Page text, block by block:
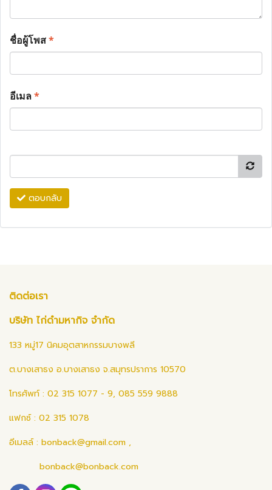
ชื่อผู้โพส*
อีเมล*
ตอบกลับ
ติดต่อเรา
บริษัท ไก่ดำมหากิจ จำกัด
133 หมู่17 นิคมอุตสาหกรรมบางพลี
ต.บางเสาธง อ.บางเสาธง จ.สมุทรปราการ 10570
โทรศัพท์ : 02 315 1077 - 9, 085 559 9888
แฟกซ์ : 02 315 1078
อีเมลล์ : bonback@gmail.com ,
bonback@bonback.com